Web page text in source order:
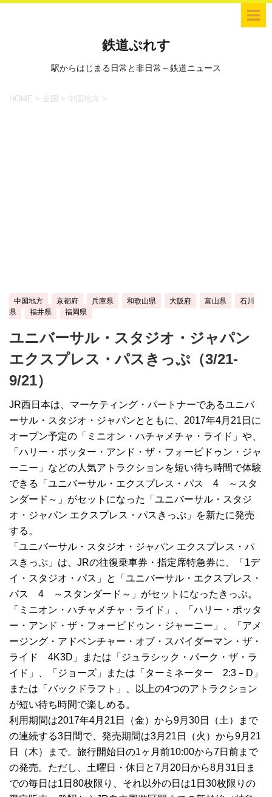
鉄道ぷれす
駅からはじまる日常と非日常～鉄道ニュース
HOME > 全国 > 中国地方 >
中国地方 京都府 兵庫県 和歌山県 大阪府 富山県
石川
県
福井県 福岡県
ユニバーサル・スタジオ・ジャパン
エクスプレス・パスきっぷ（3/21-
9/21）
JR西日本は、マーケティング・パートナーであるユニバ
ーサル・スタジオ・ジャパンとともに、2017年4月21日に
オープン予定の「ミニオン・ハチャメチャ・ライド」や、
「ハリー・ポッター・アンド・ザ・フォービドゥン・ジャ
ーニー」などの人気アトラクションを短い待ち時間で体験
できる「ユニバーサル・エクスプレス・パス 4 ～スタ
ンダード～」がセットになった「ユニバーサル・スタジ
オ・ジャパン エクスプレス・パスきっぷ」を新たに発売
する。
「ユニバーサル・スタジオ・ジャパン エクスプレス・パ
スきっぷ」は、JRの往復乗車券・指定席特急券に、「1デ
イ・スタジオ・パス」と「ユニバーサル・エクスプレス・
パス 4 ～スタンダード～」がセットになったきっぷ。
「ミニオン・ハチャメチャ・ライド」、「ハリー・ポッタ
ー・アンド・ザ・フォービドゥン・ジャーニー」、「アメ
ージング・アドベンチャー・オブ・スパイダーマン・ザ・
ライド 4K3D」または「ジュラシック・パーク・ザ・ラ
イド」、「ジョーズ」または「ターミネーター 2:3－D」
または「バックドラフト」、以上の4つのアトラクション
が短い待ち時間で楽しめる。
利用期間は2017年4月21日（金）から9月30日（土）まで
の連続する3日間で、発売期間は3月21日（火）から9月21
日（木）まで。旅行開始日の1ヶ月前10:00から7日前まで
の発売。ただし、土曜日・休日と7月20日から8月31日ま
での毎日は1日80枚限り、それ以外の日は1日30枚限りの